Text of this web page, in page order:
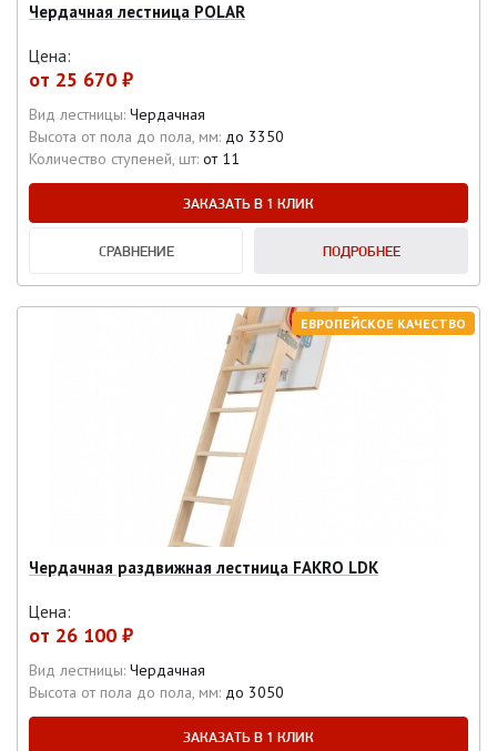
Чердачная лестница POLAR
Цена:
от 25 670 ₽
Вид лестницы: Чердачная
Высота от пола до пола, мм: до 3350
Количество ступеней, шт: от 11
ЗАКАЗАТЬ В 1 КЛИК
СРАВНЕНИЕ ПОДРОБНЕЕ
ЕВРОПЕЙСКОЕ КАЧЕСТВО
Чердачная раздвижная лестница FAKRO LDK
Цена:
от 26 100 ₽
Вид лестницы: Чердачная
Высота от пола до пола, мм: до 3050
ЗАКАЗАТЬ В 1 КЛИК